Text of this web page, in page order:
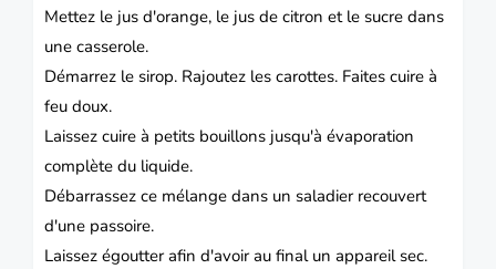
Mettez le jus d'orange, le jus de citron et le sucre dans
une casserole.
Démarrez le sirop. Rajoutez les carottes. Faites cuire à
feu doux.
Laissez cuire à petits bouillons jusqu'à évaporation
complète du liquide.
Débarrassez ce mélange dans un saladier recouvert
d'une passoire.
Laissez égoutter afin d'avoir au final un appareil sec.